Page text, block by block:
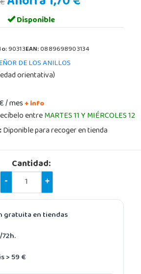
Disponible
90313EAN:0889698903134
DE LOS ANILLOS
orientativa)
/ mes+ info
entreMARTES 11 Y MIÉRCOLES 12
Diponible para recoger en tienda
Cantidad:
-
+
gratuita en tiendas
> 59 €